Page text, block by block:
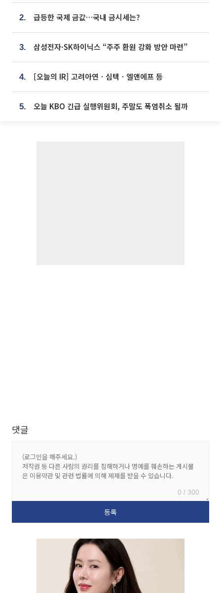
2. 급등한 국제 금값…국내 금시세는?
3. 삼성전자·SK하이닉스 “주주 환원 강화 방안 마련”
4. [오늘의 IR] 고려아연ㆍ심텍ㆍ엘앤에프 등
5. 오늘 KBO 긴급 실행위원회, 주말도 폭염취소 될까
댓글
0 / 300